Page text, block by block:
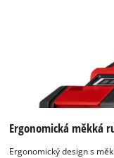
Ergonomická měkká
Ergonomický design s